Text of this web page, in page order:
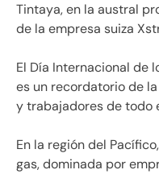
Tintaya, en la austral
de la empresa suiza
El Día Internacional de
es un recordatorio de
y trabajadores de todo
En la región del
gas, dominada por